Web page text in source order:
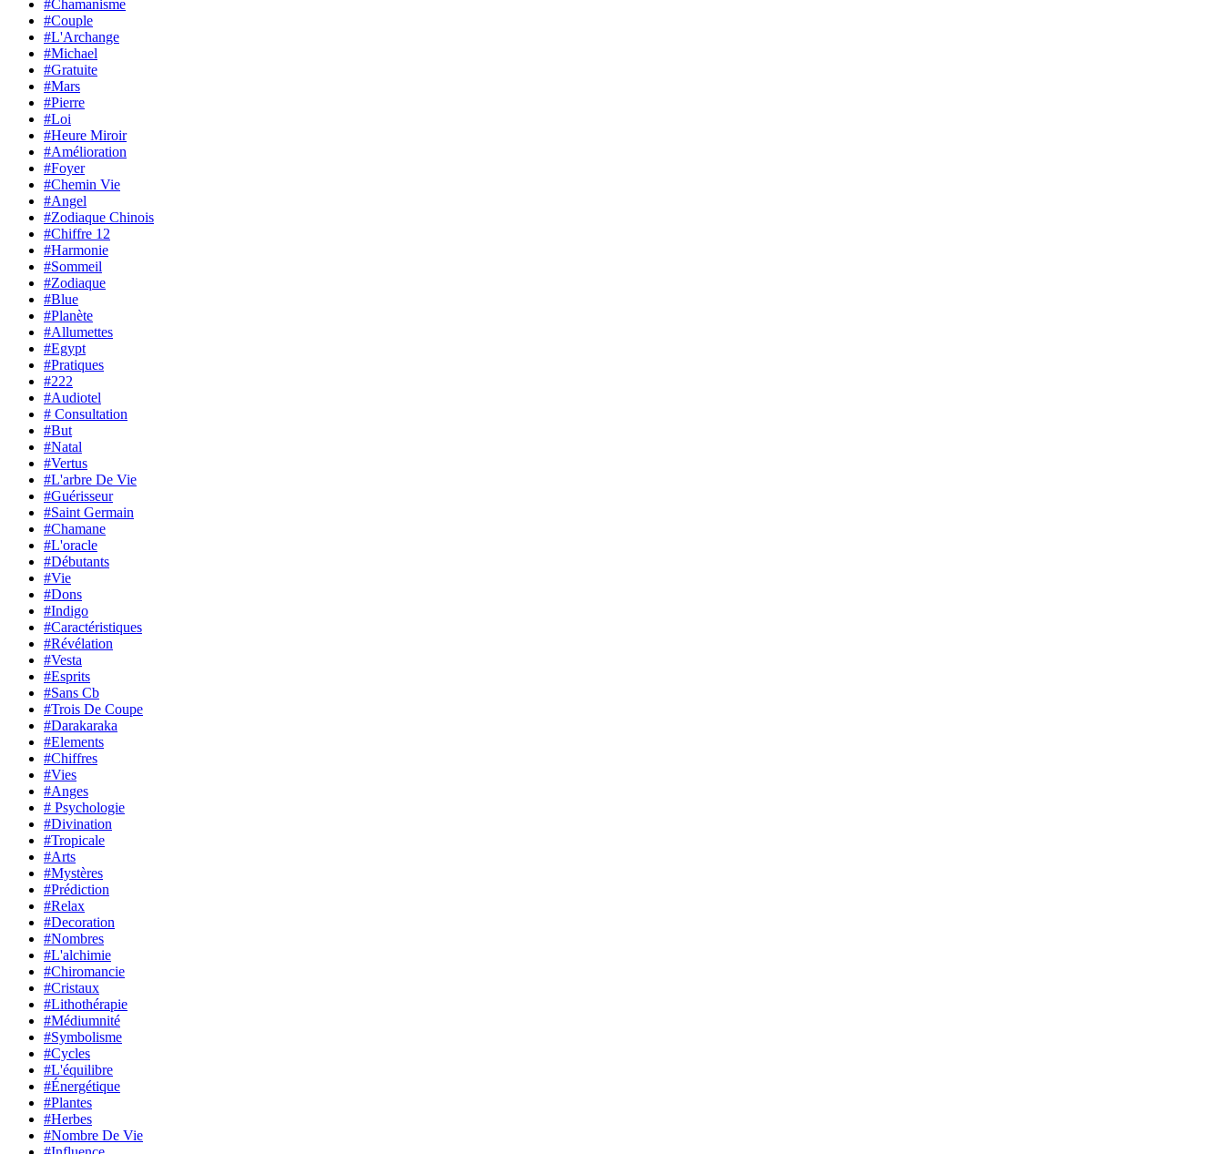
#Chamanisme
#Couple
#L'Archange
#Michael
#Gratuite
#Mars
#Pierre
#Loi
#Heure Miroir
#Amélioration
#Foyer
#Chemin Vie
#Angel
#Zodiaque Chinois
#Chiffre 12
#Harmonie
#Sommeil
#Zodiaque
#Blue
#Planète
#Allumettes
#Egypt
#Pratiques
#222
#Audiotel
# Consultation
#But
#Natal
#Vertus
#L'arbre De Vie
#Guérisseur
#Saint Germain
#Chamane
#L'oracle
#Débutants
#Vie
#Dons
#Indigo
#Caractéristiques
#Révélation
#Vesta
#Esprits
#Sans Cb
#Trois De Coupe
#Darakaraka
#Elements
#Chiffres
#Vies
#Anges
# Psychologie
#Divination
#Tropicale
#Arts
#Mystères
#Prédiction
#Relax
#Decoration
#Nombres
#L'alchimie
#Chiromancie
#Cristaux
#Lithothérapie
#Médiumnité
#Symbolisme
#Cycles
#L'équilibre
#Énergétique
#Plantes
#Herbes
#Nombre De Vie